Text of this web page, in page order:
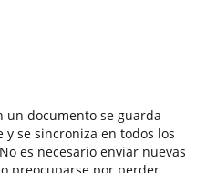
un documento se guarda
se sincroniza en todos los
es necesario enviar nuevas